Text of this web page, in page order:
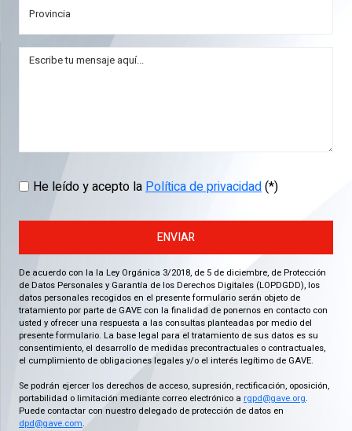
He leído y acepto laPolítica de privacidad(*)
ENVIAR
De acuerdo con la la Ley Orgánica 3/2018, de 5 de diciembre, de Protección
de Datos Personales y Garantía de los Derechos Digitales (LOPDGDD), los
datos personales recogidos en el presente formulario serán objeto de
tratamiento por parte de GAVE con la finalidad de ponernos en contacto con
usted y ofrecer una respuesta a las consultas planteadas por medio del
presente formulario. La base legal para el tratamiento de sus datos es su
consentimiento, el desarrollo de medidas precontractuales o contractuales,
el cumplimiento de obligaciones legales y/o el interés legítimo de GAVE.
Se podrán ejercer los derechos de acceso, supresión, rectificación, oposición,
portabilidad o limitación mediante correo electrónico a rgpd@gave.org.
Puede contactar con nuestro delegado de protección de datos en
dpd@gave.com.